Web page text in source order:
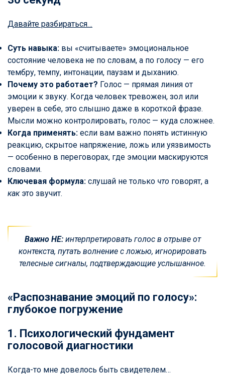
Давайте разбираться…
Суть навыка: вы «считываете» эмоциональное
состояние человека не по словам, а по голосу — его
тембру, темпу, интонации, паузам и дыханию.
Почему это работает? Голос — прямая линия от
эмоции к звуку. Когда человек тревожен, зол или
уверен в себе, это слышно даже в короткой фразе.
Мысли можно контролировать, голос — куда сложнее.
Когда применять: если вам важно понять истинную
реакцию, скрытое напряжение, ложь или уязвимость
— особенно в переговорах, где эмоции маскируются
словами.
Ключевая формула: слушай не только что говорят, а
какэто звучит.
Важно НЕ:интерпретировать голос в отрыве от
контекста, путать волнение с ложью, игнорировать
телесные сигналы, подтверждающие услышанное.
«Распознавание эмоций по голосу»:
глубокое погружение
1. Психологический фундамент
голосовой диагностики
Когда-то мне довелось быть свидетелем…